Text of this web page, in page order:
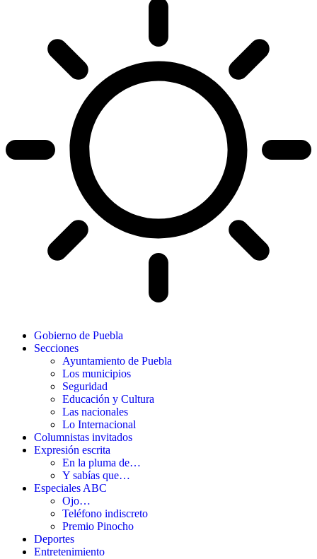
Gobierno de Puebla
Secciones
Ayuntamiento de Puebla
Los municipios
Seguridad
Educación y Cultura
Las nacionales
Lo Internacional
Columnistas invitados
Expresión escrita
En la pluma de…
Y sabías que…
Especiales ABC
Ojo…
Teléfono indiscreto
Premio Pinocho
Deportes
Entretenimiento